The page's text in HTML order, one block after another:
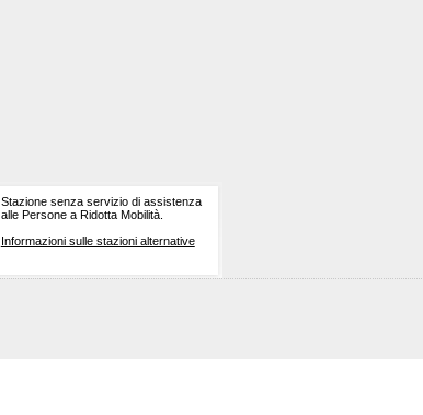
Stazione senza servizio di assistenza
alle Persone a Ridotta Mobilità.
Informazioni sulle stazioni alternative